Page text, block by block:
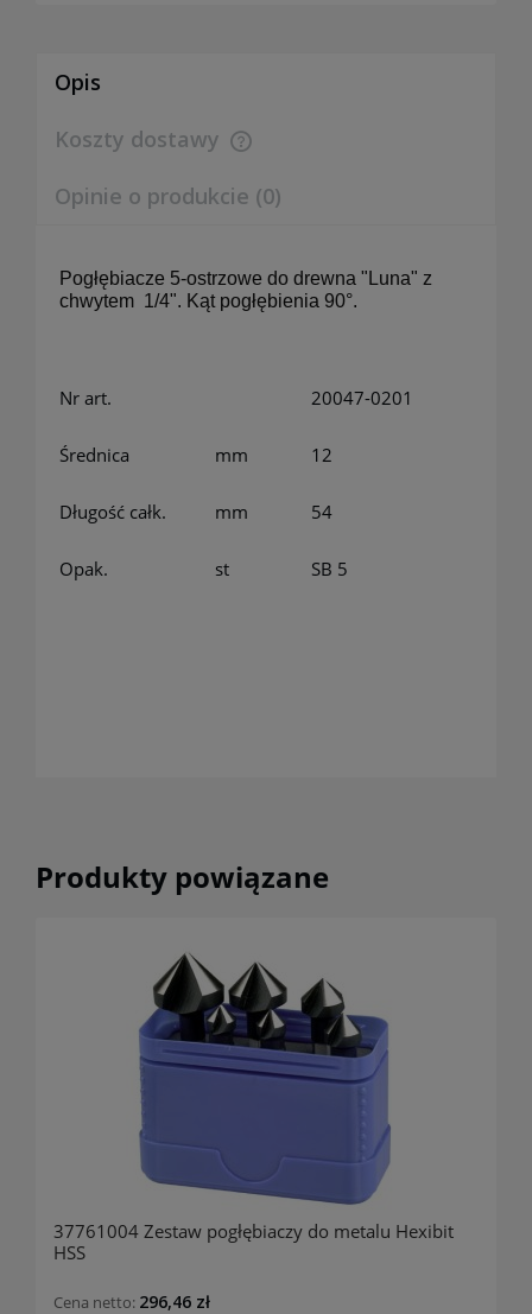
Opis
Koszty dostawy
Cena nie zawiera ewentualnych kosztów płatności
Opinie o produkcie (0)
Pogłębiacze 5-ostrzowe do drewna "Luna" z
chwytem 1/4". Kąt pogłębienia 90°.
Nr art. 20047-0201
Średnica mm 12
Długość całk. mm 54
Opak. st SB 5
Produkty powiązane
37761004 Zestaw pogłębiaczy do metalu Hexibit
HSS
Cena netto: 296,46 zł